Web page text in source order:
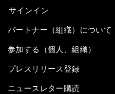
サインイン
パートナー（組織）について
参加する（個人、組織）
プレスリリース登録
ニュースレター購読